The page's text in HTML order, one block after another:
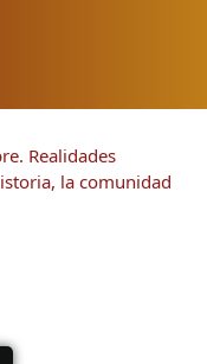
Realidades
la comunidad